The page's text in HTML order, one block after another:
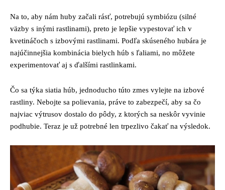
Na to, aby nám huby začali rásť, potrebujú symbiózu (silné
väzby s inými rastlinami), preto je lepšie vypestovať ich v
kvetináčoch s izbovými rastlinami. Podľa skúseného hubára je
najúčinnejšia kombinácia bielych húb s ľaliami, no môžete
experimentovať aj s ďalšími rastlinkami.
Čo sa týka siatia húb, jednoducho túto zmes vylejte na izbové
rastliny. Nebojte sa polievania, práve to zabezpečí, aby sa čo
najviac výtrusov dostalo do pôdy, z ktorých sa neskôr vyvinie
podhubie. Teraz je už potrebné len trpezlivo čakať na výsledok.